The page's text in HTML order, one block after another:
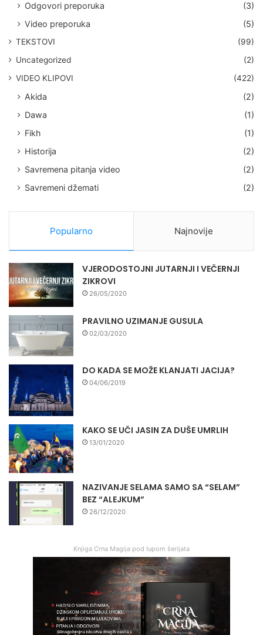
Odgovori preporuka
(3)
Video preporuka
(5)
TEKSTOVI
(99)
Uncategorized
(2)
VIDEO KLIPOVI
(422)
Akida
(2)
Dawa
(1)
Fikh
(1)
Historija
(2)
Savremena pitanja video
(2)
Savremeni džemati
(2)
Popularno Najnovije
VJERODOSTOJNI JUTARNJI I VEČERNJI
ZIKROVI
26/05/2020
PRAVILNO UZIMANJE GUSULA
02/03/2020
DO KADA SE MOŽE KLANJATI JACIJA?
04/06/2019
KAKO SE UČI JASIN ZA DUŠE UMRLIH
13/01/2020
NAZIVANJE SELAMA SAMO SA “SELAM”
BEZ “ALEJKUM”
26/12/2020
Knjiga Crna Magija pod lupom šerijata